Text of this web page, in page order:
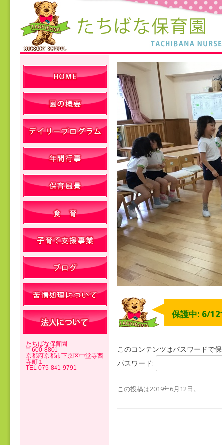
保護中: 6/12
このコンテンツはパスワードで
パスワード:
この投稿は2019年6月12日。
たちばな保育園
〒600-8801
京都府京都市下京区中堂寺西
寺町１
TEL 075-841-9791